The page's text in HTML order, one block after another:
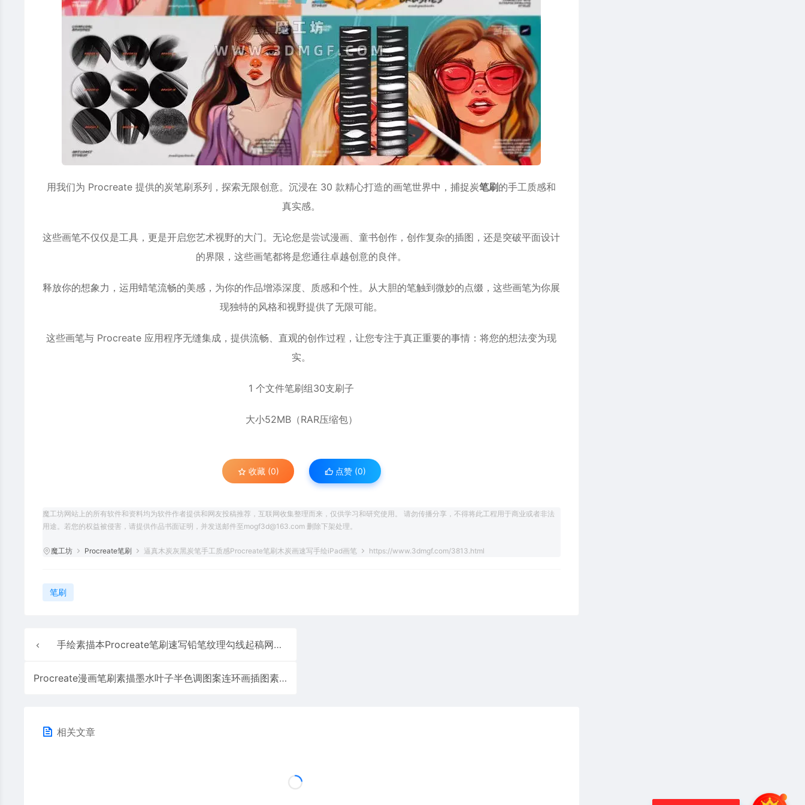
用我们为 Procreate 提供的炭笔刷系列，探索无限创意。沉浸在 30 款精心打造的画笔世界中，捕捉炭笔刷 的手工质感和
真实感。
这些画笔不仅仅是工具，更是开启您艺术视野的大门。无论您是尝试漫画、童书创作，创作复杂的插图，还是突破平面设计
的界限，这些画笔都将是您通往卓越创意的良伴。
释放你的想象力，运用蜡笔流畅的美感，为你的作品增添深度、质感和个性。从大胆的笔触到微妙的点缀，这些画笔为你展
现独特的风格和视野提供了无限可能。
这些画笔与 Procreate 应用程序无缝集成，提供流畅、直观的创作过程，让您专注于真正重要的事情：将您的想法变为现
实。
1 个文件笔刷组30支刷子
大小52MB（RAR压缩包）
收藏 (0) 点赞 (0)
魔工坊网站上的所有软件和资料均为软件作者提供和网友投稿推荐，互联网收集整理而来，仅供学习和研究使用。 请勿传播分享，不得将此工程用于商业或者非法
用途。若您的权益被侵害，请提供作品书面证明，并发送邮件至mogf3d@163.com 删除下架处理。
魔工坊 Procreate笔刷 逼真木炭灰黑炭笔手工质感Procreate笔刷木炭画速写手绘iPad画笔 https://www.3dmgf.com/3813.html
笔刷
手绘素描本Procreate笔刷速写铅笔纹理勾线起稿网纹插画笔ipad
Procreate漫画笔刷素描墨水叶子半色调图案连环画插图素材iPad画笔
相关文章